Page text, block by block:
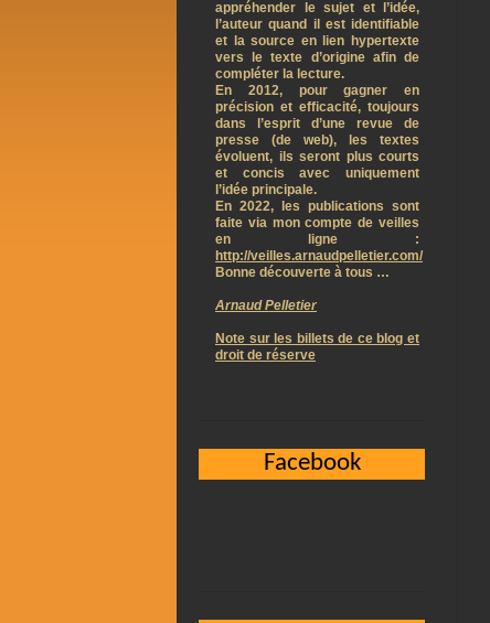
appréhender le sujet et l’idée,
l’auteur quand il est identifiable
et la source en lien hypertexte
vers le texte d’origine afin de
compléter la lecture.
En 2012, pour gagner en
précision et efficacité, toujours
dans l’esprit d’une revue de
presse (de web), les textes
évoluent, ils seront plus courts
et concis avec uniquement
l’idée principale.
En 2022, les publications sont
faite via mon compte de veilles
en ligne :
http://veilles.arnaudpelletier.com/
Bonne découverte à tous …
Arnaud Pelletier
Note sur les billets de ce blog et
droit de réserve
Facebook